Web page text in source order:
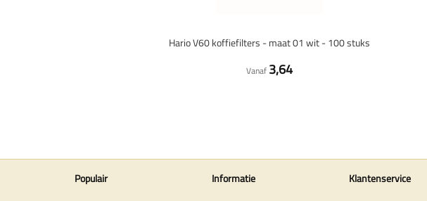
Hario V60 koffiefilters - maat 01 wit - 100 stuks
Vanaf 3,64
Populair Informatie Klantenservice